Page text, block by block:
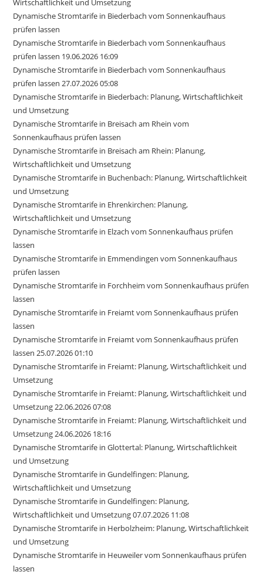
Wirtschaftlichkeit und Umsetzung
Dynamische Stromtarife in Biederbach vom Sonnenkaufhaus
prüfen lassen
Dynamische Stromtarife in Biederbach vom Sonnenkaufhaus
prüfen lassen 19.06.2026 16:09
Dynamische Stromtarife in Biederbach vom Sonnenkaufhaus
prüfen lassen 27.07.2026 05:08
Dynamische Stromtarife in Biederbach: Planung, Wirtschaftlichkeit
und Umsetzung
Dynamische Stromtarife in Breisach am Rhein vom
Sonnenkaufhaus prüfen lassen
Dynamische Stromtarife in Breisach am Rhein: Planung,
Wirtschaftlichkeit und Umsetzung
Dynamische Stromtarife in Buchenbach: Planung, Wirtschaftlichkeit
und Umsetzung
Dynamische Stromtarife in Ehrenkirchen: Planung,
Wirtschaftlichkeit und Umsetzung
Dynamische Stromtarife in Elzach vom Sonnenkaufhaus prüfen
lassen
Dynamische Stromtarife in Emmendingen vom Sonnenkaufhaus
prüfen lassen
Dynamische Stromtarife in Forchheim vom Sonnenkaufhaus prüfen
lassen
Dynamische Stromtarife in Freiamt vom Sonnenkaufhaus prüfen
lassen
Dynamische Stromtarife in Freiamt vom Sonnenkaufhaus prüfen
lassen 25.07.2026 01:10
Dynamische Stromtarife in Freiamt: Planung, Wirtschaftlichkeit und
Umsetzung
Dynamische Stromtarife in Freiamt: Planung, Wirtschaftlichkeit und
Umsetzung 22.06.2026 07:08
Dynamische Stromtarife in Freiamt: Planung, Wirtschaftlichkeit und
Umsetzung 24.06.2026 18:16
Dynamische Stromtarife in Glottertal: Planung, Wirtschaftlichkeit
und Umsetzung
Dynamische Stromtarife in Gundelfingen: Planung,
Wirtschaftlichkeit und Umsetzung
Dynamische Stromtarife in Gundelfingen: Planung,
Wirtschaftlichkeit und Umsetzung 07.07.2026 11:08
Dynamische Stromtarife in Herbolzheim: Planung, Wirtschaftlichkeit
und Umsetzung
Dynamische Stromtarife in Heuweiler vom Sonnenkaufhaus prüfen
lassen